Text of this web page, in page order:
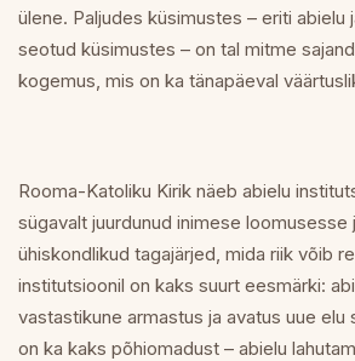
ülene. Paljudes küsimustes – eriti abielu
seotud küsimustes – on tal mitme
kogemus, mis on ka tänapäeval
Rooma-Katoliku Kirik näeb abielu
sügavalt juurdunud inimese loomusesse
ühiskondlikud tagajärjed, mida riik võib
institutsioonil on kaks suurt eesmärki:
vastastikune armastus ja avatus uue elu
on ka kaks põhiomadust – abielu